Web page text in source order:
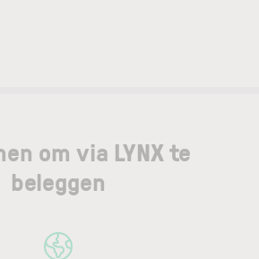
om via LYNX te
beleggen